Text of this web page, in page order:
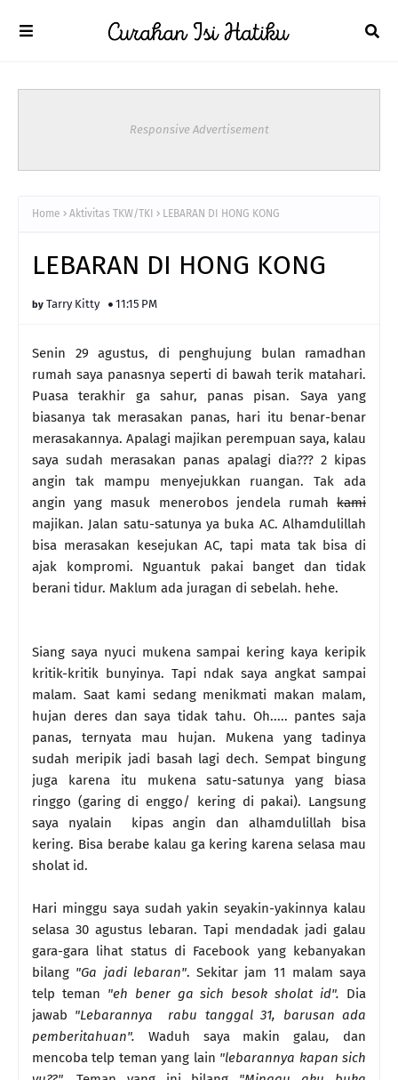
Responsive Advertisement
Home Aktivitas TKW/TKI LEBARAN DI HONG KONG
LEBARAN DI HONG KONG
Tarry Kitty 11:15 PM
Senin 29 agustus, di penghujung bulan ramadhan
rumah saya panasnya seperti di bawah terik matahari.
Puasa terakhir ga sahur, panas pisan. Saya yang
biasanya tak merasakan panas, hari itu benar-benar
merasakannya. Apalagi majikan perempuan saya, kalau
saya sudah merasakan panas apalagi dia??? 2 kipas
angin tak mampu menyejukkan ruangan. Tak ada
angin yang masuk menerobos jendela rumah kami
majikan. Jalan satu-satunya ya buka AC. Alhamdulillah
bisa merasakan kesejukan AC, tapi mata tak bisa di
ajak kompromi. Nguantuk pakai banget dan tidak
berani tidur. Maklum ada juragan di sebelah. hehe.
Siang saya nyuci mukena sampai kering kaya keripik
kritik-kritik bunyinya. Tapi ndak saya angkat sampai
malam. Saat kami sedang menikmati makan malam,
hujan deres dan saya tidak tahu. Oh..... pantes saja
panas, ternyata mau hujan. Mukena yang tadinya
sudah meripik jadi basah lagi dech. Sempat bingung
juga karena itu mukena satu-satunya yang biasa
ringgo (garing di enggo/ kering di pakai). Langsung
saya nyalain kipas angin dan alhamdulillah bisa
kering. Bisa berabe kalau ga kering karena selasa mau
sholat id.
Hari minggu saya sudah yakin seyakin-yakinnya kalau
selasa 30 agustus lebaran. Tapi mendadak jadi galau
gara-gara lihat status di Facebook yang kebanyakan
bilang "Ga jadi lebaran". Sekitar jam 11 malam saya
telp teman "eh bener ga sich besok sholat id". Dia
jawab "Lebarannya rabu tanggal 31, barusan ada
pemberitahuan". Waduh saya makin galau, dan
mencoba telp teman yang lain "lebarannya kapan sich